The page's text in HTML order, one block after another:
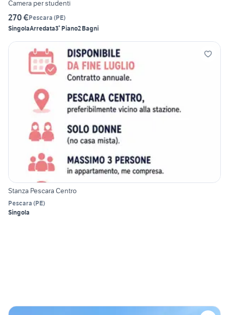
Camera per studenti
270 €Pescara (PE)
SingolaArredata3° Piano2 Bagni
Stanza Pescara Centro
Pescara (PE)
Singola